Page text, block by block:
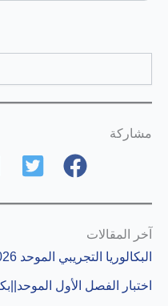
مشاركة
آخر المقالات
البكالوريا التجريبي الموحد 2026
اختبار الفصل الأول